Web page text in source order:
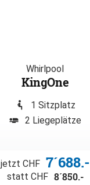
Whirlpool
KingOne
1 Sitzplatz
2 Liegeplätze
jetzt CHF 7´688.-
statt CHF 8´850.-